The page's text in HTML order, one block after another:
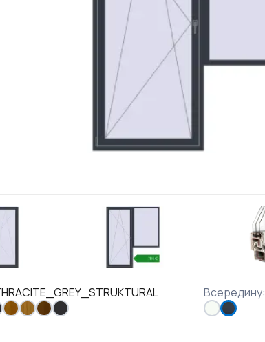
Всередину: